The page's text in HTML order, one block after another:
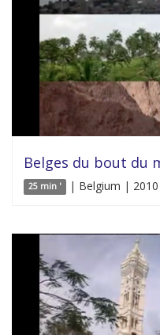
Belges du bout du
25 min ' | Belgium | 2010